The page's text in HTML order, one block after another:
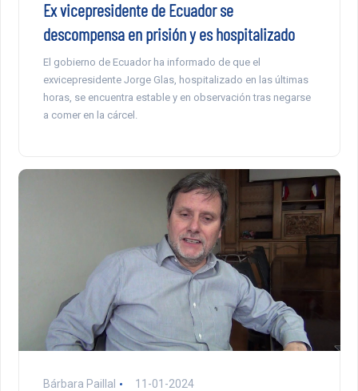
Ex vicepresidente de Ecuador se
descompensa en prisión y es hospitalizado
El gobierno de Ecuador ha informado de que el
exvicepresidente Jorge Glas, hospitalizado en las últimas
horas, se encuentra estable y en observación tras negarse
a comer en la cárcel.
Bárbara Paillal 11-01-2024